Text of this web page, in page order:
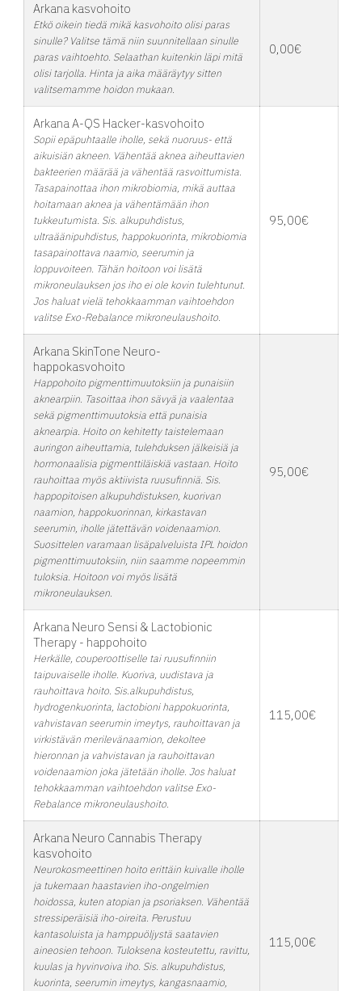
Arkana kasvohoito
Etkö oikein tiedä mikä kasvohoito olisi paras
sinulle? Valitse tämä niin suunnitellaan sinulle
paras vaihtoehto. Selaathan kuitenkin läpi mitä
olisi tarjolla. Hinta ja aika määräytyy sitten
valitsemamme hoidon mukaan.
0,00€
Arkana A-QS Hacker-kasvohoito
Sopii epäpuhtaalle iholle, sekä nuoruus- että
aikuisiän akneen. Vähentää aknea aiheuttavien
bakteerien määrää ja vähentää rasvoittumista.
Tasapainottaa ihon mikrobiomia, mikä auttaa
hoitamaan aknea ja vähentämään ihon
tukkeutumista. Sis. alkupuhdistus,
ultraäänipuhdistus, happokuorinta, mikrobiomia
tasapainottava naamio, seerumin ja
loppuvoiteen. Tähän hoitoon voi lisätä
mikroneulauksen jos iho ei ole kovin tulehtunut.
Jos haluat vielä tehokkaamman vaihtoehdon
valitse Exo-Rebalance mikroneulaushoito.
95,00€
Arkana SkinTone Neuro-
happokasvohoito
Happohoito pigmenttimuutoksiin ja punaisiin
aknearpiin. Tasoittaa ihon sävyä ja vaalentaa
sekä pigmenttimuutoksia että punaisia
aknearpia. Hoito on kehitetty taistelemaan
auringon aiheuttamia, tulehduksen jälkeisiä ja
hormonaalisia pigmenttiläiskiä vastaan. Hoito
rauhoittaa myös aktiivista ruusufinniä. Sis.
happopitoisen alkupuhdistuksen, kuorivan
naamion, happokuorinnan, kirkastavan
seerumin, iholle jätettävän voidenaamion.
Suosittelen varamaan lisäpalveluista IPL hoidon
pigmenttimuutoksiin, niin saamme nopeemmin
tuloksia. Hoitoon voi myös lisätä
mikroneulauksen.
95,00€
Arkana Neuro Sensi & Lactobionic
Therapy - happohoito
Herkälle, couperoottiselle tai ruusufinniin
taipuvaiselle iholle. Kuoriva, uudistava ja
rauhoittava hoito. Sis.alkupuhdistus,
hydrogenkuorinta, lactobioni happokuorinta,
vahvistavan seerumin imeytys, rauhoittavan ja
virkistävän merilevänaamion, dekoltee
hieronnan ja vahvistavan ja rauhoittavan
voidenaamion joka jätetään iholle. Jos haluat
tehokkaamman vaihtoehdon valitse Exo-
Rebalance mikroneulaushoito.
115,00€
Arkana Neuro Cannabis Therapy
kasvohoito
Neurokosmeettinen hoito erittäin kuivalle iholle
ja tukemaan haastavien iho-ongelmien
hoidossa, kuten atopian ja psoriaksen. Vähentää
stressiperäisiä iho-oireita. Perustuu
kantasoluista ja hamppuöljystä saatavien
aineosien tehoon. Tuloksena kosteutettu, ravittu,
kuulas ja hyvinvoiva iho. Sis. alkupuhdistus,
kuorinta, seerumin imeytys, kangasnaamio,
115,00€